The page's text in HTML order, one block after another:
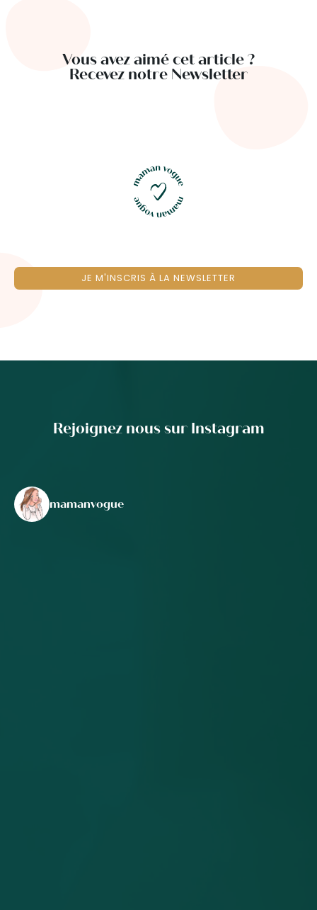
Vous avez aimé cet article ?
Recevez notre Newsletter
JE M'INSCRIS À LA NEWSLETTER
Rejoignez nous sur Instagram
mamanvogue